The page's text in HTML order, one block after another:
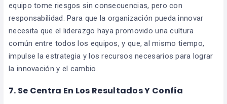
equipo tome riesgos sin consecuencias, pero con
responsabilidad. Para que la organización pueda innovar
necesita que el liderazgo haya promovido una cultura
común entre todos los equipos, y que, al mismo tiempo,
impulse la estrategia y los recursos necesarios para lograr
la innovación y el cambio.
7. Se Centra En Los Resultados Y Confía